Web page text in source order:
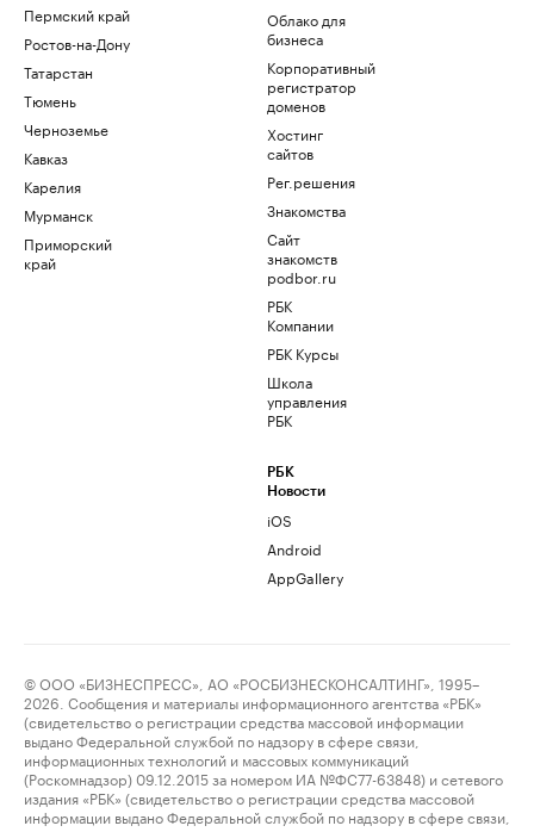
Пермский край
Ростов-на-Дону
Татарстан
Тюмень
Черноземье
Кавказ
Карелия
Мурманск
Приморский
край
Облако для
бизнеса
Корпоративный
регистратор
доменов
Хостинг
сайтов
Рег.решения
Знакомства
Сайт
знакомств
podbor.ru
РБК
Компании
РБК Курсы
Школа
управления
РБК
РБК
Новости
iOS
Android
AppGallery
© ООО «БИЗНЕСПРЕСС», АО «РОСБИЗНЕСКОНСАЛТИНГ», 1995–
2026. Сообщения и материалы информационного агентства «РБК»
(свидетельство о регистрации средства массовой информации
выдано Федеральной службой по надзору в сфере связи,
информационных технологий и массовых коммуникаций
(Роскомнадзор) 09.12.2015 за номером ИА №ФС77-63848) и сетевого
издания «РБК» (свидетельство о регистрации средства массовой
информации выдано Федеральной службой по надзору в сфере связи,